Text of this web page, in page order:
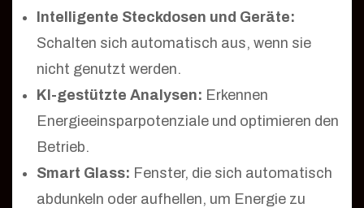
Intelligente Steckdosen und Geräte:
Schalten sich automatisch aus, wenn sie
nicht genutzt werden.
KI-gestützte Analysen: Erkennen
Energieeinsparpotenziale und optimieren den
Betrieb.
Smart Glass: Fenster, die sich automatisch
abdunkeln oder aufhellen, um Energie zu